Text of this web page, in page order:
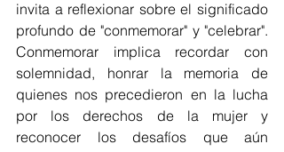
invita a reflexionar sobre el significado
profundo de "conmemorar" y "celebrar".
Conmemorar implica recordar con
solemnidad, honrar la memoria de
quienes nos precedieron en la lucha
por los derechos de la mujer y
reconocer los desafíos que aún